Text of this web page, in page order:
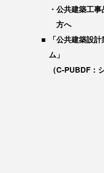
公共建築工
方へ
「公共建築設
ム」
（C-PUBDF：